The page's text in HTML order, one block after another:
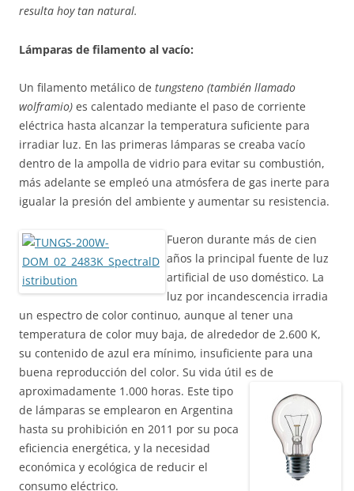
resulta hoy tan natural.
Lámparas de filamento al vacío:
Un filamento metálico de tungsteno (también llamado
wolframio) es calentado mediante el paso de corriente
eléctrica hasta alcanzar la temperatura suficiente para
irradiar luz. En las primeras lámparas se creaba vacío
dentro de la ampolla de vidrio para evitar su combustión,
más adelante se empleó una atmósfera de gas inerte para
igualar la presión del ambiente y aumentar su resistencia.
Fueron durante más de cien
años la principal fuente de luz
artificial de uso doméstico. La
luz por incandescencia irradia
un espectro de color continuo, aunque al tener una
temperatura de color muy baja, de alrededor de 2.600 K,
su contenido de azul era mínimo, insuficiente para una
buena reproducción del color. Su vida útil es de
aproximadamente 1.000 horas. Este tipo
de lámparas se emplearon en Argentina
hasta su prohibición en 2011 por su poca
eficiencia energética, y la necesidad
económica y ecológica de reducir el
consumo eléctrico.